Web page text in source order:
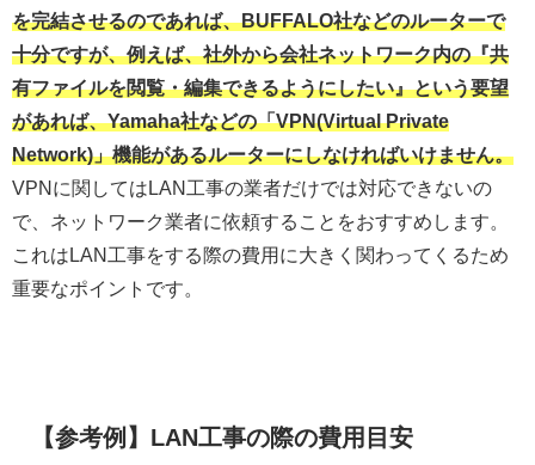
を完結させるのであれば、BUFFALO社などのルーターで
十分ですが、例えば、社外から会社ネットワーク内の『共
有ファイルを閲覧・編集できるようにしたい』という要望
があれば、Yamaha社などの「VPN(Virtual Private
Network)」機能があるルーターにしなければいけません。
VPNに関してはLAN工事の業者だけでは対応できないの
で、ネットワーク業者に依頼することをおすすめします。
これはLAN工事をする際の費用に大きく関わってくるため
重要なポイントです。
【参考例】LAN工事の際の費用目安